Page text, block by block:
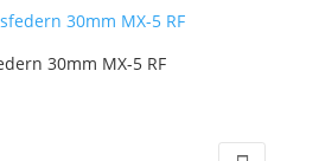
30mm MX-5 RF